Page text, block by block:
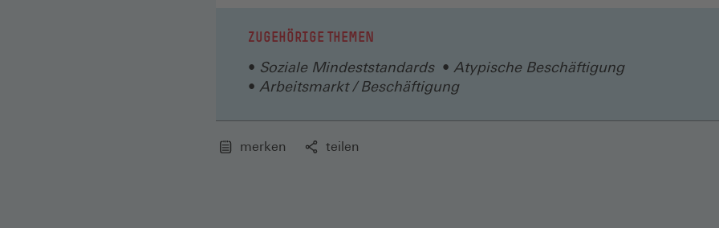
ZUGEHÖRIGE THEMEN
Soziale Mindeststandards
Atypische Beschäftigung
Arbeitsmarkt / Beschäftigung
merken teilen